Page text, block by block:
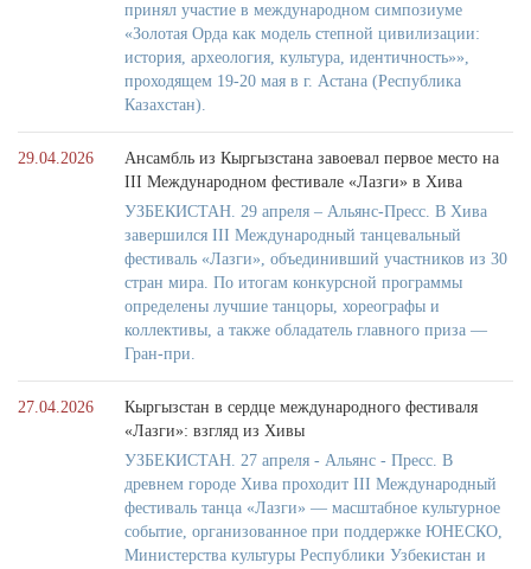
принял участие в международном симпозиуме
«Золотая Орда как модель степной цивилизации:
история, археология, культура, идентичность»»,
проходящем 19-20 мая в г. Астана (Республика
Казахстан).
29.04.2026
Ансамбль из Кыргызстана завоевал первое место на
III Международном фестивале «Лазги» в Хива
УЗБЕКИСТАН. 29 апреля – Альянс-Пресс. В Хива
завершился III Международный танцевальный
фестиваль «Лазги», объединивший участников из 30
стран мира. По итогам конкурсной программы
определены лучшие танцоры, хореографы и
коллективы, а также обладатель главного приза —
Гран-при.
27.04.2026
Кыргызстан в сердце международного фестиваля
«Лазги»: взгляд из Хивы
УЗБЕКИСТАН. 27 апреля - Альянс - Пресс. В
древнем городе Хива проходит III Международный
фестиваль танца «Лазги» — масштабное культурное
событие, организованное при поддержке ЮНЕСКО,
Министерства культуры Республики Узбекистан и